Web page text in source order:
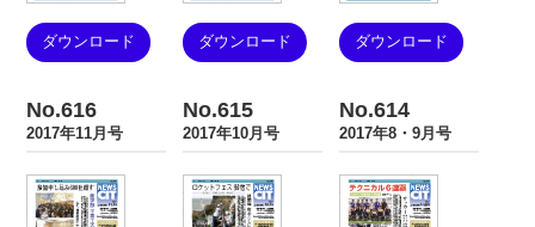
ダウンロード ダウンロード ダウンロード
No.616
2017年11月号
No.615
2017年10月号
No.614
2017年8・9月号